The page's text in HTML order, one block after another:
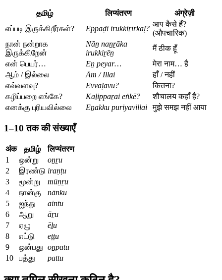
தமிழ் लिप्यंतरण
अंग्रेज़ी
எப்படி இருக்கிறீர்கள்?
Eppaḍi irukkiṟīrkaḷ?
आप कैसे हैं?
(औपचारिक)
நான் நன்றாக
இருக்கிறேன்
Nāṉ naṉṟāka
irukkiṟēṉ
मैं ठीक हूँ
என் பெயர்…
Eṉ peyar…
मेरा नाम… है
ஆம் / இல்லை
Ām / Illai
हाँ / नहीं
எவ்வளவு?
Evvaḷavu?
कितना?
கழிப்பறை எங்கே?
Kaḻippaṟai eṅkē?
शौचालय कहाँ है?
எனக்கு புரியவில்லை
Eṉakku puriyavillai मुझे समझ नहीं आया
1–10 तक की संख्याएँ
अंक தமிழ்
लिप्यंतरण
1
ஒன்று
oṉṟu
2
இரண்டு iraṇṭu
3
மூன்று
mūṉṟu
4
நான்கு
nāṉku
5
ஐந்து
aintu
6
ஆறு
āṟu
7
ஏழு
ēḻu
8
எட்டு
eṭṭu
9
ஒன்பது oṉpatu
10
பத்து pattu